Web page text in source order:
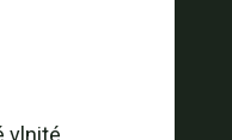
vlnité